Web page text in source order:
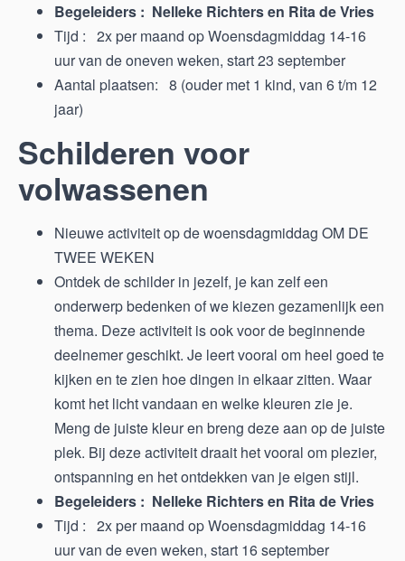
Begeleiders : Nelleke Richters en Rita de Vries
Tijd : 2x per maand op Woensdagmiddag 14-16
uur van de oneven weken, start 23 september
Aantal plaatsen: 8 (ouder met 1 kind, van 6 t/m 12
jaar)
Schilderen voor
volwassenen
Nieuwe activiteit op de woensdagmiddag OM DE
TWEE WEKEN
Ontdek de schilder in jezelf, je kan zelf een
onderwerp bedenken of we kiezen gezamenlijk een
thema. Deze activiteit is ook voor de beginnende
deelnemer geschikt. Je leert vooral om heel goed te
kijken en te zien hoe dingen in elkaar zitten. Waar
komt het licht vandaan en welke kleuren zie je.
Meng de juiste kleur en breng deze aan op de juiste
plek. Bij deze activiteit draait het vooral om plezier,
ontspanning en het ontdekken van je eigen stijl.
Begeleiders : Nelleke Richters en Rita de Vries
Tijd : 2x per maand op Woensdagmiddag 14-16
uur van de even weken, start 16 september